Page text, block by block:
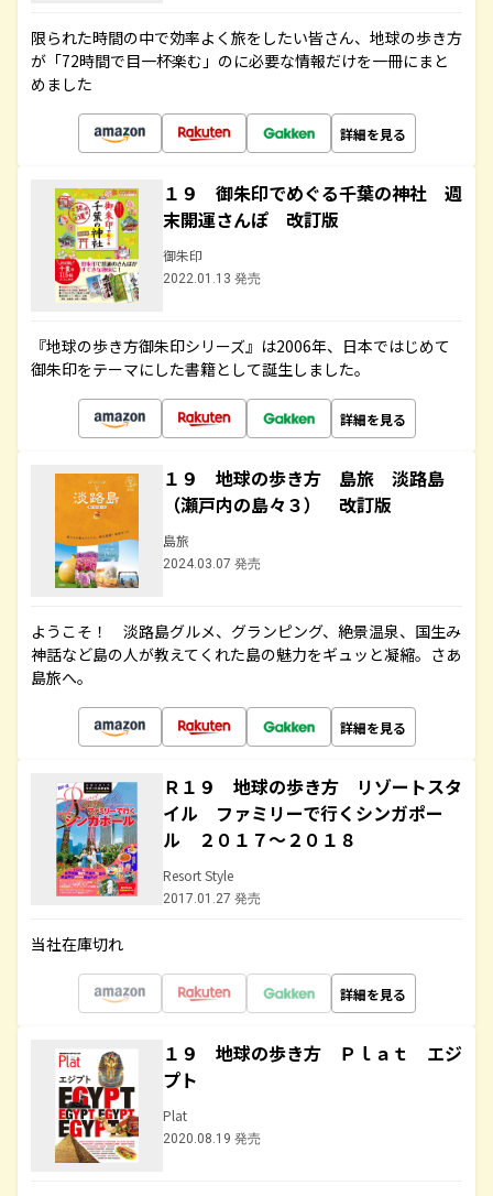
限られた時間の中で効率よく旅をしたい皆さん、地球の歩き方
が「72時間で目一杯楽む」のに必要な情報だけを一冊にまと
めました
詳細を見る
１９ 御朱印でめぐる千葉の神社 週
末開運さんぽ 改訂版
御朱印
2022.01.13 発売
『地球の歩き方御朱印シリーズ』は2006年、日本ではじめて
御朱印をテーマにした書籍として誕生しました。
詳細を見る
１９ 地球の歩き方 島旅 淡路島
（瀬戸内の島々３） 改訂版
島旅
2024.03.07 発売
ようこそ！ 淡路島グルメ、グランピング、絶景温泉、国生み
神話など島の人が教えてくれた島の魅力をギュッと凝縮。さあ
島旅へ。
詳細を見る
Ｒ１９ 地球の歩き方 リゾートスタ
イル ファミリーで行くシンガポー
ル ２０１７～２０１８
Resort Style
2017.01.27 発売
当社在庫切れ
詳細を見る
１９ 地球の歩き方 Ｐｌａｔ エジ
プト
Plat
2020.08.19 発売